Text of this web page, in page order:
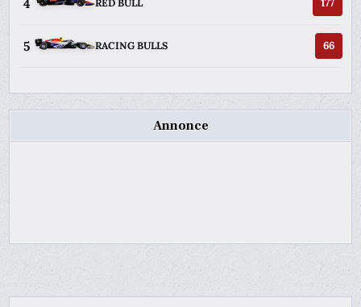
RED BULL
5 RACING BULLS 66
Annonce